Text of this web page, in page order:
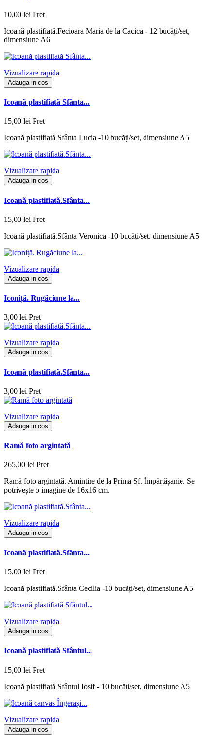
10,00 lei Pret
Icoană plastifiată.Fecioara Maria de la Cacica - 12 bucăți/set,
dimensiune A6
Vizualizare rapida
Adauga in cos
Icoană plastifiată Sfânta...
15,00 lei Pret
Icoană plastifiată Sfânta Lucia -10 bucăți/set, dimensiune A5
Vizualizare rapida
Adauga in cos
Icoană plastifiată.Sfânta...
15,00 lei Pret
Icoană plastifiată.Sfânta Veronica -10 bucăți/set, dimensiune A5
Vizualizare rapida
Adauga in cos
Iconiță. Rugăciune la...
3,00 lei Pret
Vizualizare rapida
Adauga in cos
Icoană plastifiată.Sfânta...
3,00 lei Pret
Vizualizare rapida
Adauga in cos
Ramă foto argintată
265,00 lei Pret
Ramă foto argintată. Amintire de la Prima Sf. Împărtășanie. Se
potrivește o imagine de 16x16 cm.
Vizualizare rapida
Adauga in cos
Icoană plastifiată.Sfânta...
15,00 lei Pret
Icoană plastifiată.Sfânta Cecilia -10 bucăți/set, dimensiune A5
Vizualizare rapida
Adauga in cos
Icoană plastifiată Sfântul...
15,00 lei Pret
Icoană plastifiată Sfântul Iosif - 10 bucăți/set, dimensiune A5
Vizualizare rapida
Adauga in cos